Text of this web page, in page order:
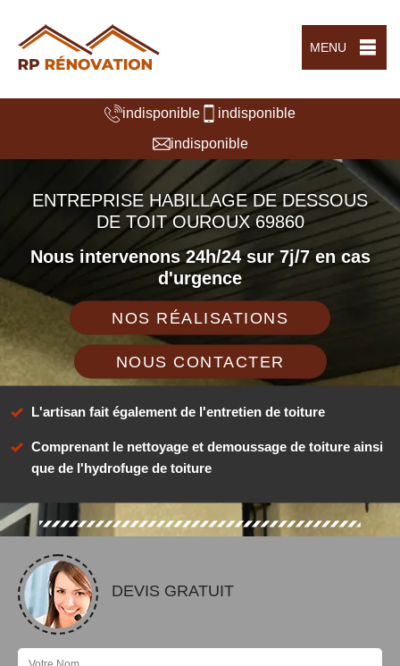
MENU
indisponible
indisponible
indisponible
ENTREPRISE HABILLAGE DE DESSOUS
DE TOIT OUROUX 69860
Nous intervenons 24h/24 sur 7j/7 en cas
d'urgence
NOS RÉALISATIONS
NOUS CONTACTER
L'artisan fait également de l'entretien de toiture
Comprenant le nettoyage et demoussage de toiture ainsi
que de l'hydrofuge de toiture
DEVIS GRATUIT